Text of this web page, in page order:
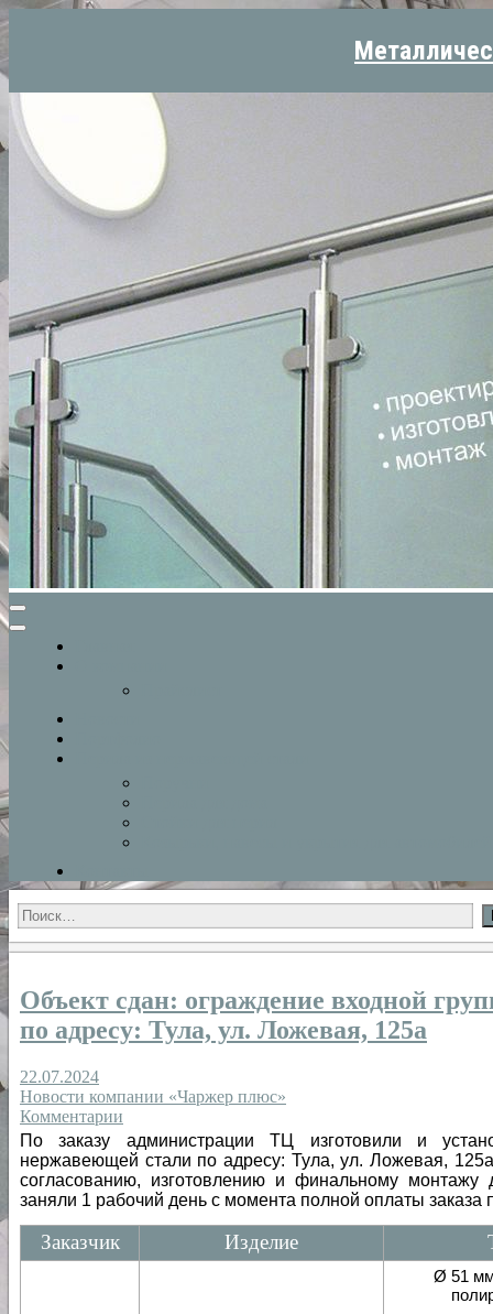
Найти:
Объект сдан: ограждение входной
по адресу: Тула, ул. Ложевая, 125а
22.07.2024
Новости компании «Чаржер плюс»
Комментарии
По заказу администрации ТЦ изготовили и
нержавеющей стали по адресу: Тула, ул. Ложевая,
согласованию, изготовлению и финальному
заняли 1 рабочий день с момента полной оплаты
Заказчик Изделие
Ø 51